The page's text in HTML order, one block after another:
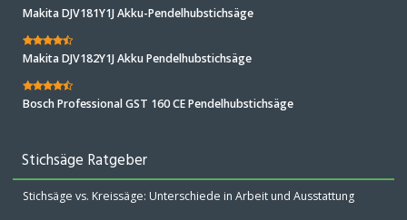
Makita DJV181Y1J Akku-Pendelhubstichsäge
Makita DJV182Y1J Akku Pendelhubstichsäge
Bosch Professional GST 160 CE Pendelhubstichsäge
Stichsäge Ratgeber
Stichsäge vs. Kreissäge: Unterschiede in Arbeit und Ausstattung